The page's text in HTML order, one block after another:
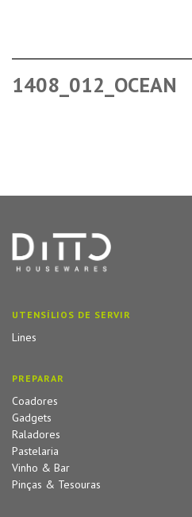
1408_012_OCEAN
UTENSÍLIOS DE SERVIR
Lines
PREPARAR
Coadores
Gadgets
Raladores
Pastelaria
Vinho & Bar
Pinças & Tesouras